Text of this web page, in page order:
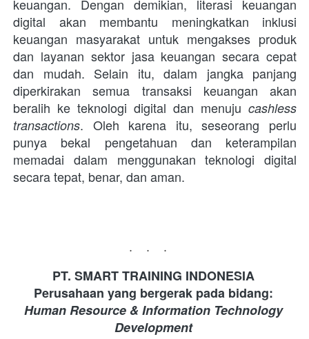
keuangan. Dengan demikian, literasi keuangan
digital akan membantu meningkatkan inklusi
keuangan masyarakat untuk mengakses produk
dan layanan sektor jasa keuangan secara cepat
dan mudah. Selain itu, dalam jangka panjang
diperkirakan semua transaksi keuangan akan
beralih ke teknologi digital dan menuju cashless
transactions. Oleh karena itu, seseorang perlu
punya bekal pengetahuan dan keterampilan
memadai dalam menggunakan teknologi digital
secara tepat, benar, dan aman.
...
PT. SMART TRAINING INDONESIA
Perusahaan yang bergerak pada bidang:
Human Resource & Information Technology
Development